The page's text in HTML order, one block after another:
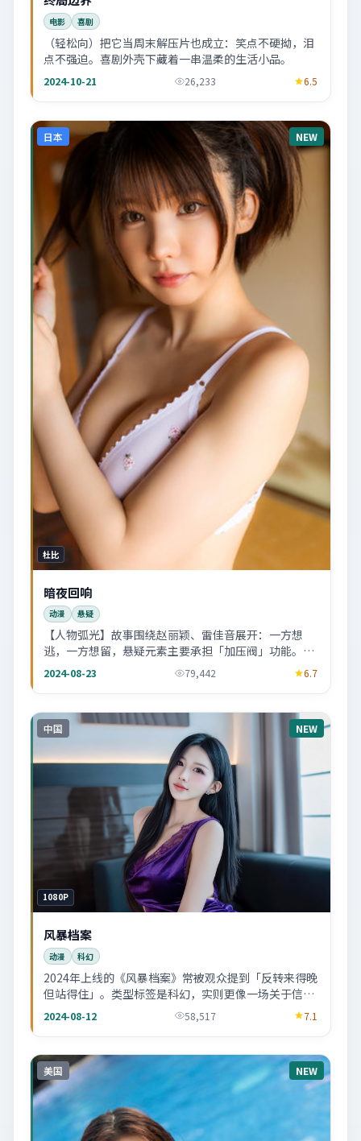
电影 喜剧
（轻松向）把它当周末解压片也成立：笑点不硬拗，泪
点不强迫。喜剧外壳下藏着一串温柔的生活小品。
2024-10-21 26,233 6.5
日本 NEW
杜比
暗夜回响
动漫 悬疑
【人物弧光】故事围绕赵丽颖、雷佳音展开：一方想
逃，一方想留，悬疑元素主要承担「加压阀」功能。看
完会忍不住回想某个配角的眼神。
2024-08-23 79,442 6.7
中国 NEW
1080P
风暴档案
动漫 科幻
2024年上线的《风暴档案》常被观众提到「反转来得晚
但站得住」。类型标签是科幻，实则更像一场关于信任
的社会寓言。
2024-08-12 58,517 7.1
美国 NEW